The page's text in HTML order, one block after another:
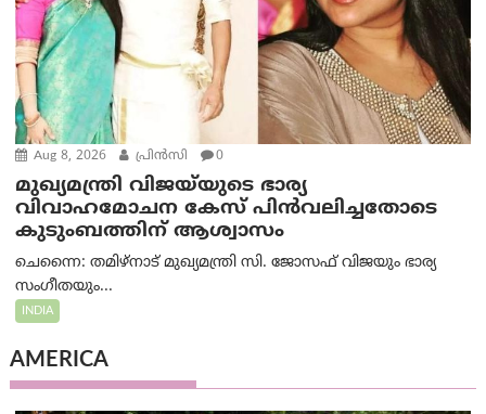
Aug 8, 2026 പ്രിന്‍സി 0
മുഖ്യമന്ത്രി വിജയ്‌യുടെ ഭാര്യ
വിവാഹമോചന കേസ് പിൻവലിച്ചതോടെ
കുടുംബത്തിന് ആശ്വാസം
ചെന്നൈ: തമിഴ്‌നാട് മുഖ്യമന്ത്രി സി. ജോസഫ് വിജയും ഭാര്യ
സംഗീതയും...
INDIA
AMERICA